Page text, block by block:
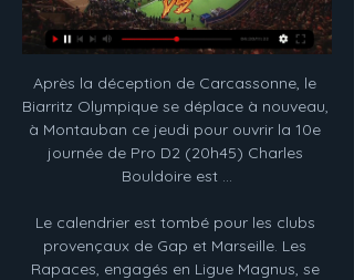
Après la déception de Carcassonne, le
Biarritz Olympique se déplace à nouveau,
à Montauban ce jeudi pour ouvrir la 10e
journée de Pro D2 (20h45) Charles
Bouldoire est …
Le calendrier est tombé pour les clubs
provençaux de Gap et Marseille. Les
Rapaces, engagés en Ligue Magnus, se